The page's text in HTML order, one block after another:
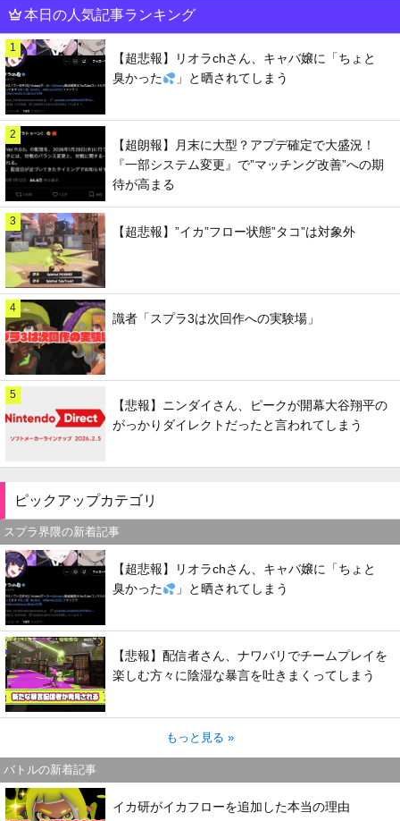
本日の人気記事ランキング
1
【超悲報】リオラchさん、キャバ嬢に「ちょと
臭かった
」と晒されてしまう
2
【超朗報】月末に大型？アプデ確定で大盛況！
『一部システム変更』で”マッチング改善”への期
待が高まる
3
【超悲報】”イカ”フロー状態”タコ”は対象外
4
識者「スプラ3は次回作への実験場」
5
【悲報】ニンダイさん、ピークが開幕大谷翔平の
がっかりダイレクトだったと言われてしまう
ピックアップカテゴリ
スプラ界隈の新着記事
【超悲報】リオラchさん、キャバ嬢に「ちょと
臭かった
」と晒されてしまう
【悲報】配信者さん、ナワバリでチームプレイを
楽しむ方々に陰湿な暴言を吐きまくってしまう
もっと見る »
バトルの新着記事
イカ研がイカフローを追加した本当の理由